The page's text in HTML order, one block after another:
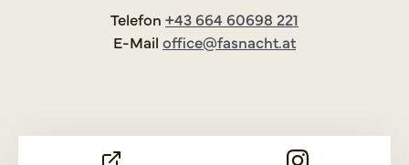
Telefon +43 664 60698 221
E-Mail office@fasnacht.at